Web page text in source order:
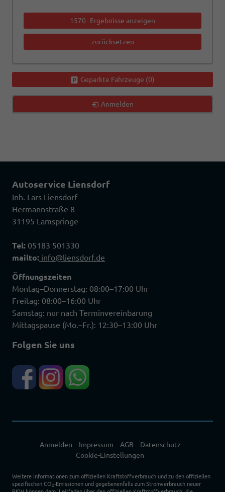
1570 Ergebnisse anzeigen
zurücksetzen
Geparkte Fahrzeuge (0)
Anmelden
Autoservice Liensdorf
Inh. Lars Liensdorf
Hermannstraße 8
31195 Lamspringe
Tel: 05183 501330
mailto: info@liensdorf.de
Öffnungszeiten
Montag–Donnerstag: 08:00–17:00 Uhr
Freitag: 08:00–16:00 Uhr
Samstag: nur nach Terminvereinbarung
Mittagspause (Mo.–Fr.): 12:30–13:00 Uhr
Folgen Sie uns
Anmelden Impressum AGB
Datenschutz
Cookie-Einstellungen
Weitere Informationen zum offiziellen Kraftstoffverbrauch und zu den offiziellen
spezifischen CO2-Emissionen und gegebenenfalls zum Stromverbrauch neuer